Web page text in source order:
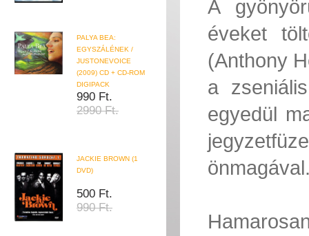
PALYA BEA:
EGYSZÁLÉNEK /
JUSTONEVOICE
(2009) CD + CD-ROM
DIGIPACK
990 Ft.
2990 Ft.
JACKIE BROWN (1
DVD)
500 Ft.
990 Ft.
A
éveket
(Anthony
a
egyedül